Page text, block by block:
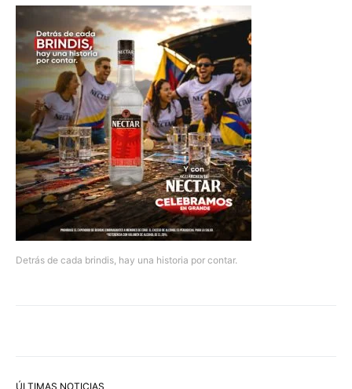
Detrás de cada brindis, hay una historia por contar.
ÚLTIMAS NOTICIAS